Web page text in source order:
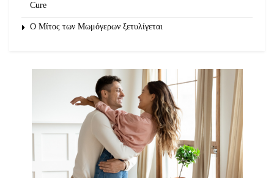
Cure
O Μίτος των Μωμόγερων ξετυλίγεται